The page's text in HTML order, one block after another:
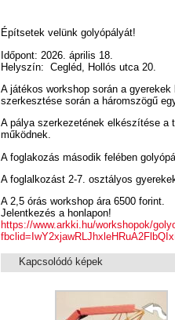
Építsetek velünk golyópályát!
Időpont: 2026. április 18.
Helyszín: Cegléd, Hollós utca 20.
A játékos workshop során a
szerkesztése során a háromszögű
A pálya szerkezetének elkészítése a
működnek.
A foglakozás második felében
A foglalkozást 2-7. osztályos
A 2,5 órás workshop ára 6500 forint.
Jelentkezés a honlapon!
https://www.arkki.hu/workshopok/
Kapcsolódó képek